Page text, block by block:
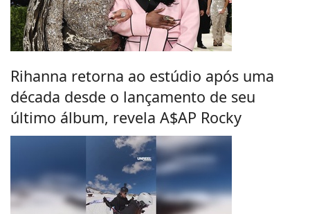
Rihanna retorna ao estúdio após uma
década desde o lançamento de seu
último álbum, revela A$AP Rocky